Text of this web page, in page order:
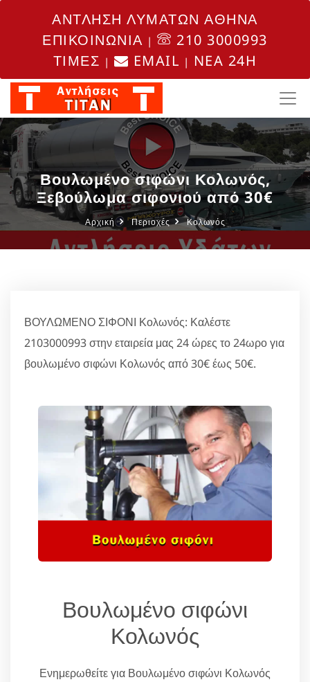
ΑΝΤΛΗΣΗ ΛΥΜΑΤΩΝ ΑΘΗΝΑ
ΕΠΙΚΟΙΝΩΝΙΑ |
210 3000993
ΤΙΜΕΣ | EMAIL | NEA 24H
Βουλωμένο σιφώνι Κολωνός,
Ξεβούλωμα σιφονιού από 30€
Αρχική Περιοχές Κολωνός
ΒΟΥΛΩΜΕΝΟ ΣΙΦΟΝΙ Κολωνός: Καλέστε
2103000993 στην εταιρεία μας 24 ώρες το 24ωρο για
βουλωμένο σιφώνι Κολωνός από 30€ έως 50€.
Βουλωμένο σιφώνι
Κολωνός
Ενημερωθείτε για Βουλωμένο σιφώνι Κολωνός